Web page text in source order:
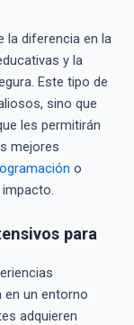
la diferencia en la
y la
Este tipo de
sino que
les permitirán
mejores
o
para
en un entorno
adquieren